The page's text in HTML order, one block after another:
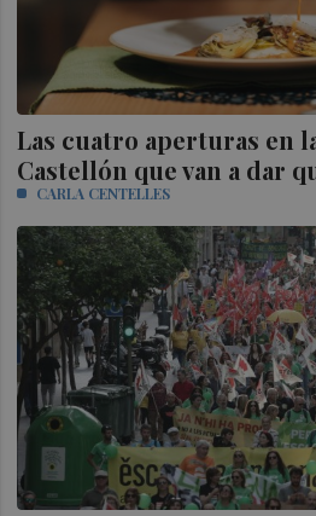
Las cuatro aperturas en
Castellón que van a dar
CARLA CENTELLES